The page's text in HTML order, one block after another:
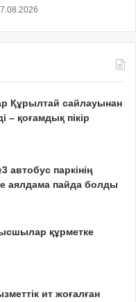
Құрылтай сайлауынан
– қоғамдық пікір
автобус паркінің
аялдама пайда болды
құрметке
ит жоғалған